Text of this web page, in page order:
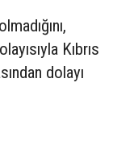
Kıbrıs
dolayı